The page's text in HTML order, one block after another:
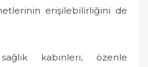
erişilebilirliğini de
kabinleri, özenle